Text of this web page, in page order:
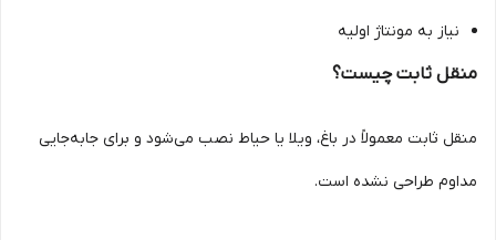
نیاز به مونتاژ اولیه
منقل ثابت چیست؟
منقل ثابت معمولاً در باغ، ویلا یا حیاط نصب می‌شود و برای جابه‌جایی
مداوم طراحی نشده است.